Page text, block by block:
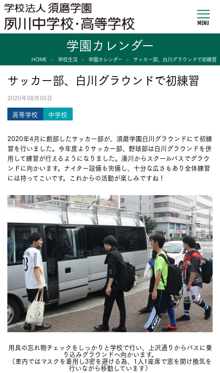
MENU
学園カレンダー
HOME 学校生活 学園カレンダー サッカー部、白川グラウンドで初練習
サッカー部、白川グラウンドで初練習
2020年08月05日
高等学校 中学校
2020年4月に創部したサッカー部が、須磨学園白川グラウンドにて初練
習を行いました。今年度よりサッカー部、野球部は白川グラウンドを併
用して練習が行えるようになりました。湊川からスクールバスでグラウ
ンドに向かいます。ナイター設備も完備し、十分な広さもあり全体練習
には持ってこいです。これからの活動が楽しみですね！
用具の忘れ物チェックをしっかりと学校で行い、上沢通りからバスに乗
り込みグラウンドへ向かいます。
（車内ではマスクを着用し3密を避ける為、1人1座席で窓を開け換気を
行いながら移動しています）